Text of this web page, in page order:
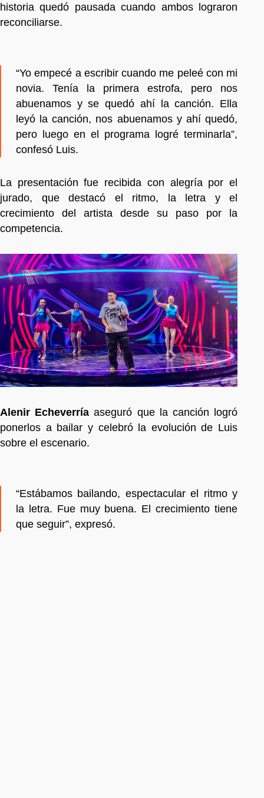
historia quedó pausada cuando ambos lograron
reconciliarse.
“Yo empecé a escribir cuando me peleé con mi
novia. Tenía la primera estrofa, pero nos
abuenamos y se quedó ahí la canción. Ella
leyó la canción, nos abuenamos y ahí quedó,
pero luego en el programa logré terminarla”,
confesó Luis.
La presentación fue recibida con alegría por el
jurado, que destacó el ritmo, la letra y el
crecimiento del artista desde su paso por la
competencia.
Alenir Echeverría aseguró que la canción logró
ponerlos a bailar y celebró la evolución de Luis
sobre el escenario.
“Estábamos bailando, espectacular el ritmo y
la letra. Fue muy buena. El crecimiento tiene
que seguir”, expresó.